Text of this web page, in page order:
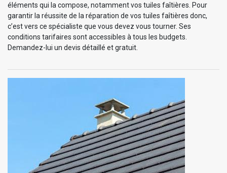
éléments qui la compose, notamment vos tuiles faîtières. Pour
garantir la réussite de la réparation de vos tuiles faîtières donc,
c’est vers ce spécialiste que vous devez vous tourner. Ses
conditions tarifaires sont accessibles à tous les budgets.
Demandez-lui un devis détaillé et gratuit.